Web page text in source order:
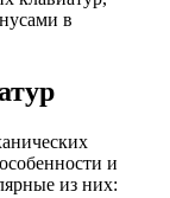
в
и
из них: